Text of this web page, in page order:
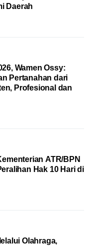
Daerah
Wamen Ossy:
Pertanahan dari
Profesional dan
ATR/BPN
Hak 10 Hari di
Olahraga,